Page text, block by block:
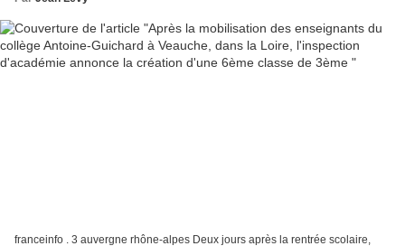
franceinfo . 3 auvergne rhône-alpes Deux jours après la rentrée scolaire,